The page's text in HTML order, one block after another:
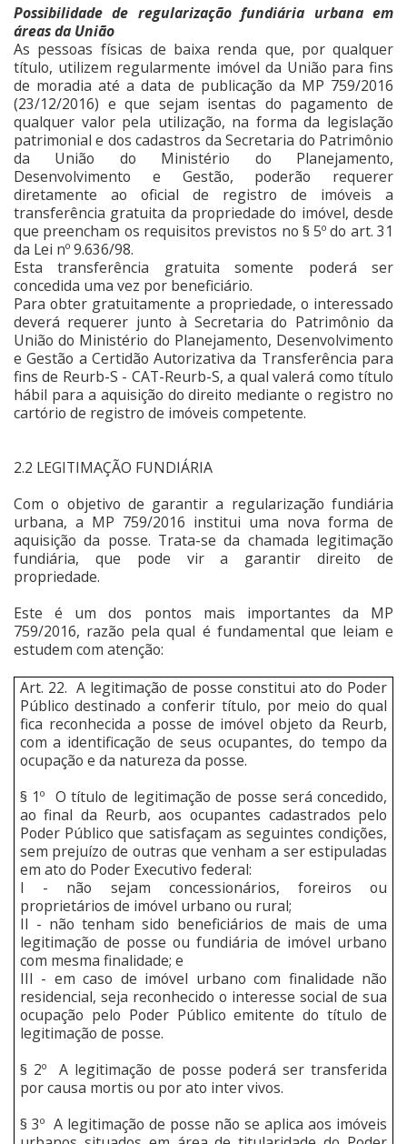
Possibilidade de regularização fundiária urbana em
áreas da União
As pessoas físicas de baixa renda que, por qualquer
título, utilizem regularmente imóvel da União para fins
de moradia até a data de publicação da MP 759/2016
(23/12/2016) e que sejam isentas do pagamento de
qualquer valor pela utilização, na forma da legislação
patrimonial e dos cadastros da Secretaria do Patrimônio
da União do Ministério do Planejamento,
Desenvolvimento e Gestão, poderão requerer
diretamente ao oficial de registro de imóveis a
transferência gratuita da propriedade do imóvel, desde
que preencham os requisitos previstos no § 5º do art. 31
da Lei nº 9.636/98.
Esta transferência gratuita somente poderá ser
concedida uma vez por beneficiário.
Para obter gratuitamente a propriedade, o interessado
deverá requerer junto à Secretaria do Patrimônio da
União do Ministério do Planejamento, Desenvolvimento
e Gestão a Certidão Autorizativa da Transferência para
fins de Reurb-S - CAT-Reurb-S, a qual valerá como título
hábil para a aquisição do direito mediante o registro no
cartório de registro de imóveis competente.
2.2 LEGITIMAÇÃO FUNDIÁRIA
Com o objetivo de garantir a regularização fundiária
urbana, a MP 759/2016 institui uma nova forma de
aquisição da posse. Trata-se da chamada legitimação
fundiária, que pode vir a garantir direito de
propriedade.
Este é um dos pontos mais importantes da MP
759/2016, razão pela qual é fundamental que leiam e
estudem com atenção:
Art. 22. A legitimação de posse constitui ato do Poder
Público destinado a conferir título, por meio do qual
fica reconhecida a posse de imóvel objeto da Reurb,
com a identificação de seus ocupantes, do tempo da
ocupação e da natureza da posse.
§ 1º O título de legitimação de posse será concedido,
ao final da Reurb, aos ocupantes cadastrados pelo
Poder Público que satisfaçam as seguintes condições,
sem prejuízo de outras que venham a ser estipuladas
em ato do Poder Executivo federal:
I - não sejam concessionários, foreiros ou
proprietários de imóvel urbano ou rural;
II - não tenham sido beneficiários de mais de uma
legitimação de posse ou fundiária de imóvel urbano
com mesma finalidade; e
III - em caso de imóvel urbano com finalidade não
residencial, seja reconhecido o interesse social de sua
ocupação pelo Poder Público emitente do título de
legitimação de posse.
§ 2º A legitimação de posse poderá ser transferida
por causa mortis ou por ato inter vivos.
§ 3º A legitimação de posse não se aplica aos imóveis